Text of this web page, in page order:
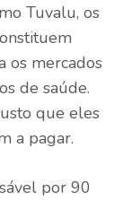
Tuvalu, os
os mercados
de saúde.
que eles
a pagar.
por 90